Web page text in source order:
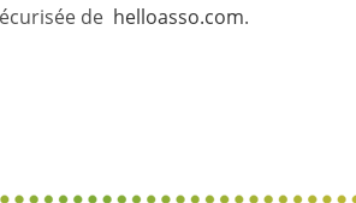
de helloasso.com.